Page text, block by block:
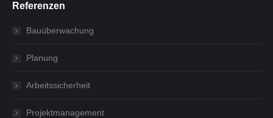
Referenzen
Bauüberwachung
Planung
Arbeitssicherheit
Projektmanagement